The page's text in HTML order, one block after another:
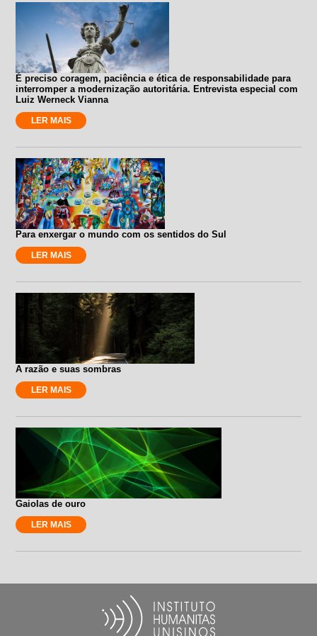
É preciso coragem, paciência e ética de responsabilidade para
interromper a modernização autoritária. Entrevista especial com
Luiz Werneck Vianna
LER MAIS
Para enxergar o mundo com os sentidos do Sul
LER MAIS
A razão e suas sombras
LER MAIS
Gaiolas de ouro
LER MAIS